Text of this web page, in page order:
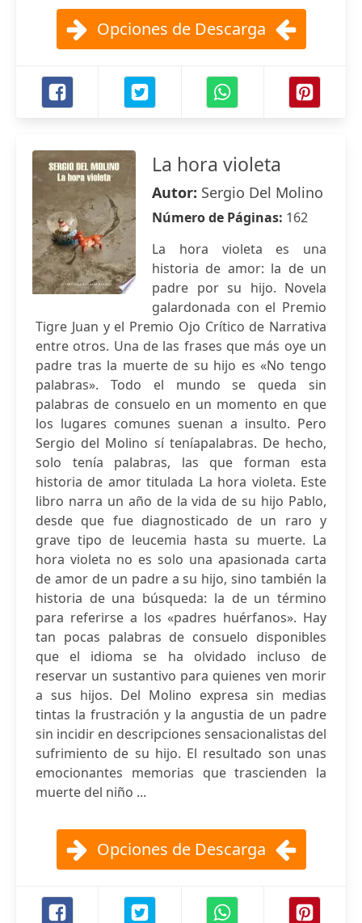
Opciones de Descarga
La hora violeta
Autor: Sergio Del Molino
Número de Páginas: 162
La hora violeta es una
historia de amor: la de un
padre por su hijo. Novela
galardonada con el Premio
Tigre Juan y el Premio Ojo Crítico de Narrativa
entre otros. Una de las frases que más oye un
padre tras la muerte de su hijo es «No tengo
palabras». Todo el mundo se queda sin
palabras de consuelo en un momento en que
los lugares comunes suenan a insulto. Pero
Sergio del Molino sí teníapalabras. De hecho,
solo tenía palabras, las que forman esta
historia de amor titulada La hora violeta. Este
libro narra un año de la vida de su hijo Pablo,
desde que fue diagnosticado de un raro y
grave tipo de leucemia hasta su muerte. La
hora violeta no es solo una apasionada carta
de amor de un padre a su hijo, sino también la
historia de una búsqueda: la de un término
para referirse a los «padres huérfanos». Hay
tan pocas palabras de consuelo disponibles
que el idioma se ha olvidado incluso de
reservar un sustantivo para quienes ven morir
a sus hijos. Del Molino expresa sin medias
tintas la frustración y la angustia de un padre
sin incidir en descripciones sensacionalistas del
sufrimiento de su hijo. El resultado son unas
emocionantes memorias que trascienden la
muerte del niño ...
Opciones de Descarga